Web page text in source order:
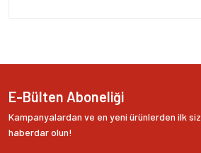
E-Bülten Aboneliği
Kampanyalardan ve en yeni ürünlerden ilk siz
haberdar olun!